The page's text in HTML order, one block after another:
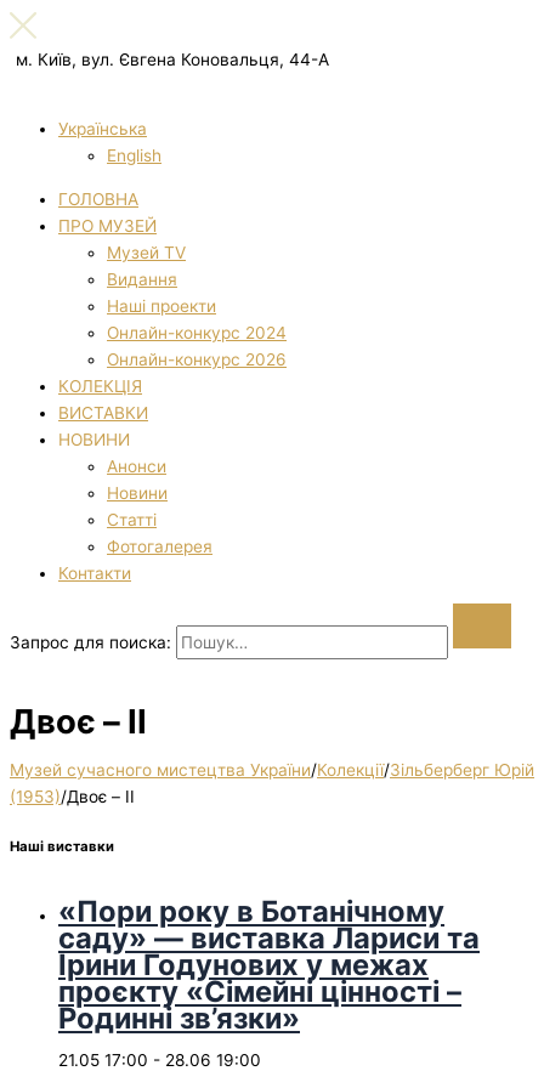
м. Київ, вул. Євгена Коновальця, 44-А
Українська
English
ГОЛОВНА
ПРО МУЗЕЙ
Музей TV
Видання
Наші проекти
Онлайн-конкурс 2024
Онлайн-конкурс 2026
КОЛЕКЦІЯ
ВИСТАВКИ
НОВИНИ
Анонси
Новини
Статті
Фотогалерея
Контакти
Запрос для поиска:
Двоє – II
Музей сучасного мистецтва України/Колекції/Зільберберг Юрій
(1953)/Двоє – II
Наші виставки
«Пори року в Ботанічному
саду» — виставка Лариси та
Ірини Годунових у межах
проєкту «Сімейні цінності –
Родинні зв’язки»
21.05 17:00 - 28.06 19:00